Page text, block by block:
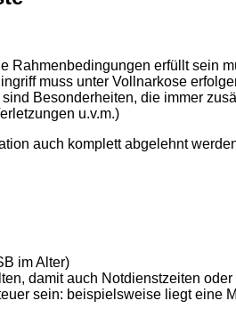
erfüllt sein
muss unter Vollnarkose
Besonderheiten, die immer
u.v.m.)
auch komplett abgelehnt
im Alter)
damit auch Notdienstzeiten
sein: beispielsweise liegt eine